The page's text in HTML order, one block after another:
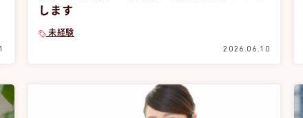
します
未経験
2026.06.10